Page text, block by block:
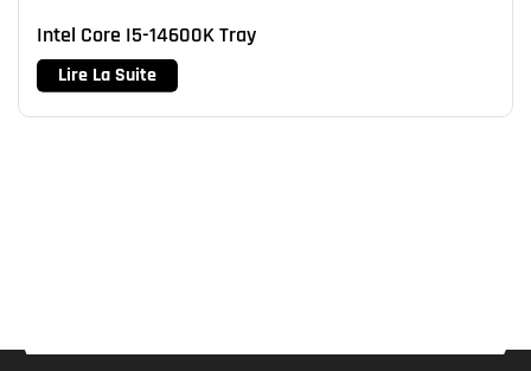
Intel Core I5-14600K Tray
Lire La Suite